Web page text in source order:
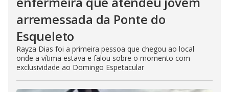
arremessada da Ponte do
Esqueleto
Rayza Dias foi a primeira pessoa que chegou ao local
onde a vítima estava e falou sobre o momento com
exclusividade ao Domingo Espetacular